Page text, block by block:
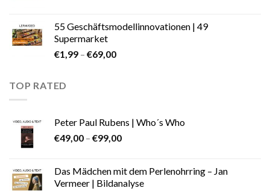
55 Geschäftsmodellinnovationen | 49
Supermarket
€1,99 – €69,00
TOP RATED
Peter Paul Rubens | Who´s Who
€49,00 – €99,00
Das Mädchen mit dem Perlenohrring – Jan
Vermeer | Bildanalyse